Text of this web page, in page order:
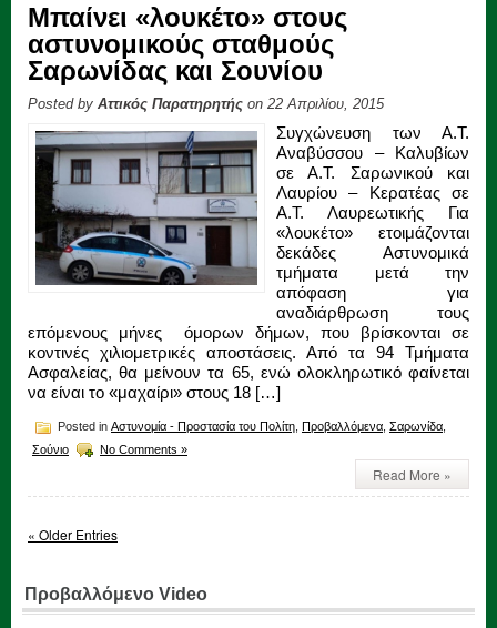
Μπαίνει «λουκέτο» στους
αστυνομικούς σταθμούς
Σαρωνίδας και Σουνίου
Posted by Αττικός Παρατηρητής on 22 Απριλίου, 2015
Συγχώνευση των Α.Τ.
Αναβύσσου – Καλυβίων
σε Α.Τ. Σαρωνικού και
Λαυρίου – Κερατέας σε
Α.Τ. Λαυρεωτικής Για
«λουκέτο» ετοιμάζονται
δεκάδες Αστυνομικά
τμήματα μετά την
απόφαση για
αναδιάρθρωση τους
επόμενους μήνες όμορων δήμων, που βρίσκονται σε
κοντινές χιλιομετρικές αποστάσεις. Από τα 94 Τμήματα
Ασφαλείας, θα μείνουν τα 65, ενώ ολοκληρωτικό φαίνεται
να είναι το «μαχαίρι» στους 18 […]
Posted in Αστυνομία - Προστασία του Πολίτη Προβαλλόμενα Σαρωνίδα
Σούνιο
No Comments »
Read More »
« Older Entries
Προβαλλόμενο Video